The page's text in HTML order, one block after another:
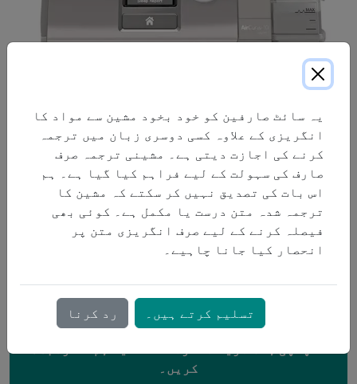
AirCurve™ 10 V-Auto ایک خود کار طریقے سے ایڈجسٹ
کرنے والی بائل لیول مشین ہے۔ یہ اپنے الگورتھم
میں AutoSet™ الگورتھم اور Easy-breath waveform
مریضوں کے لیے زیادہ دباؤ میں مدد فراہم کی جا
سکے۔
کریں۔
یہ سائٹ صارفین کو خود بخود مشین سے مواد کا
انگریزی کے علاوہ کسی دوسری زبان میں ترجمہ
کرنے کی اجازت دیتی ہے۔ مشینی ترجمہ صرف
صارف کی سہولت کے لیے فراہم کیا گیا ہے۔ ہم
اس بات کی تصدیق نہیں کر سکتے کہ مشین کا
ترجمہ شدہ متن درست یا مکمل ہے۔ کوئی بھی
فیصلہ کرنے کے لیے صرف انگریزی متن پر
انحصار کیا جانا چاہیے۔
تسلیم کرتے ہیں۔ رد کرنا